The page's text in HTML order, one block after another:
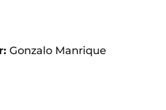
Gonzalo Manrique